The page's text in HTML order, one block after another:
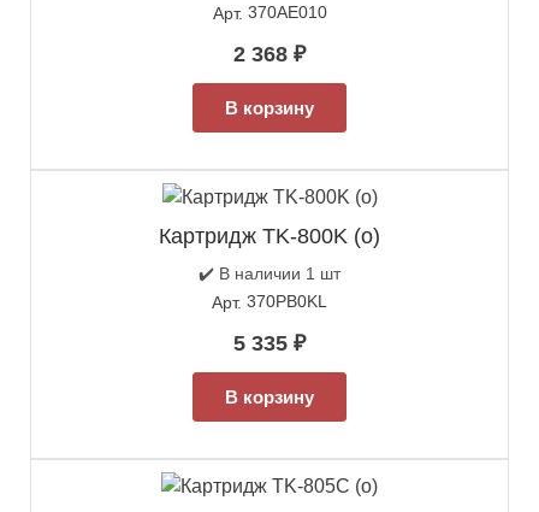
Арт. 370AE010
2 368 ₽
В корзину
Картридж TK-800K (о)
✔️ В наличии 1 шт
Арт. 370PB0KL
5 335 ₽
В корзину